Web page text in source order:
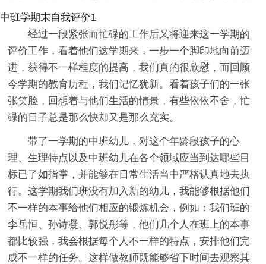
中班学期末自我评价1
经过一段紧张而忙碌的工作后又将迎来这一学期的
评价工作，看着他们这学期来，一步一个脚印地向前迈
进，获得不一样程度的提高，我们真的很欣慰，而回顾
今学期的教育历程，我们记忆犹新。看着孩子们的一张
张笑脸，回想着与他们生活的情景，有些依依不舍，忙
碌的日子总是那么快却又是那么充实。
带了一学期的中班幼儿，对这个年龄段孩子的心
理、生理特点以及中班幼儿在各个领域应当到达哪些目
标已了如指掌，并能够在日常生活当中严格认真地去执
行。这学期我们班没有加入新的幼儿，我能够根据他们
不一样的本事给他们相应的锻炼机会，例如：我们班的
李岳恒、孙诗凝、郭悦彤等，他们几个人在班上的本事
都比较强，我会根据每个人不一样的特点，安排他们完
成不一样的任务。这样做教师既能够省下时间去观察其